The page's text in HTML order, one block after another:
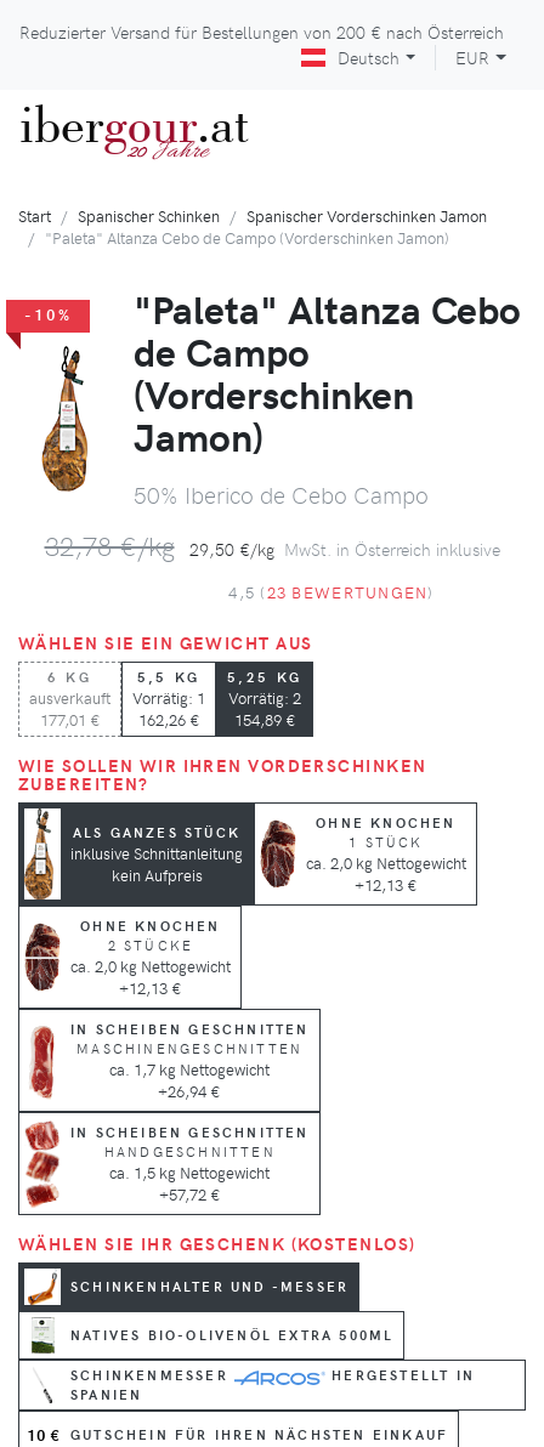
Reduzierter Versand für Bestellungen von 200 € nach Österreich
Deutsch
EUR
ibergour
20 Jahre.at
Start Spanischer Schinken
Spanischer Vorderschinken Jamon
"Paleta" Altanza Cebo de Campo (Vorderschinken Jamon)
-10% "Paleta" Altanza Cebo
de Campo
(Vorderschinken
Jamon)
50% Iberico de Cebo Campo
32,78 €/kg 29,50 €/kg MwSt. in Österreich inklusive
4,5 (23 BEWERTUNGEN)
WÄHLEN SIE EIN GEWICHT AUS
6 KG
ausverkauft
177,01 €
5,5 KG
Vorrätig: 1
162,26 €
5,25 KG
Vorrätig: 2
154,89 €
WIE SOLLEN WIR IHREN VORDERSCHINKEN
ZUBEREITEN?
ALS GANZES STÜCK
inklusive Schnittanleitung
kein Aufpreis
OHNE KNOCHEN
1 STÜCK
ca. 2,0 kg Nettogewicht
+12,13 €
OHNE KNOCHEN
2 STÜCKE
ca. 2,0 kg Nettogewicht
+12,13 €
IN SCHEIBEN GESCHNITTEN
MASCHINENGESCHNITTEN
ca. 1,7 kg Nettogewicht
+26,94 €
IN SCHEIBEN GESCHNITTEN
HANDGESCHNITTEN
ca. 1,5 kg Nettogewicht
+57,72 €
WÄHLEN SIE IHR GESCHENK (KOSTENLOS)
SCHINKENHALTER UND -MESSER
NATIVES BIO-OLIVENÖL EXTRA 500ML
SCHINKENMESSER
HERGESTELLT IN
SPANIEN
10 € GUTSCHEIN FÜR IHREN NÄCHSTEN EINKAUF